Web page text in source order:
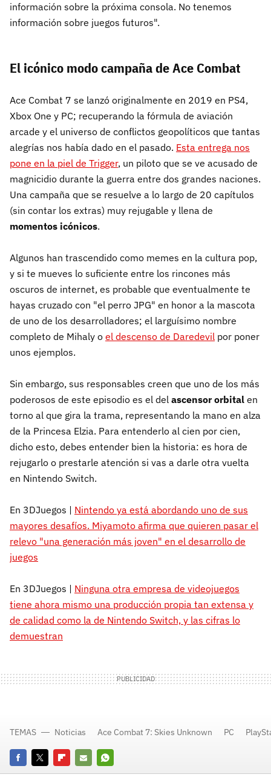
información sobre la próxima consola. No tenemos
información sobre juegos futuros".
El icónico modo campaña de Ace Combat
Ace Combat 7 se lanzó originalmente en 2019 en PS4,
Xbox One y PC; recuperando la fórmula de aviación
arcade y el universo de conflictos geopolíticos que tantas
alegrías nos había dado en el pasado. Esta entrega nos
pone en la piel de Trigger, un piloto que se ve acusado de
magnicidio durante la guerra entre dos grandes naciones.
Una campaña que se resuelve a lo largo de 20 capítulos
(sin contar los extras) muy rejugable y llena de
momentos icónicos.
Algunos han trascendido como memes en la cultura pop,
y si te mueves lo suficiente entre los rincones más
oscuros de internet, es probable que eventualmente te
hayas cruzado con "el perro JPG" en honor a la mascota
de uno de los desarrolladores; el larguísimo nombre
completo de Mihaly o el descenso de Daredevil por poner
unos ejemplos.
Sin embargo, sus responsables creen que uno de los más
poderosos de este episodio es el del ascensor orbital en
torno al que gira la trama, representando la mano en alza
de la Princesa Elzia. Para entenderlo al cien por cien,
dicho esto, debes entender bien la historia: es hora de
rejugarlo o prestarle atención si vas a darle otra vuelta
en Nintendo Switch.
En 3DJuegos | Nintendo ya está abordando uno de sus
mayores desafíos. Miyamoto afirma que quieren pasar el
relevo "una generación más joven" en el desarrollo de
juegos
En 3DJuegos | Ninguna otra empresa de videojuegos
tiene ahora mismo una producción propia tan extensa y
de calidad como la de Nintendo Switch, y las cifras lo
demuestran
FacebookTwitterFlipboard
E-
Whatsapp
TEMAS Noticias Ace Combat 7: Skies Unknown PC